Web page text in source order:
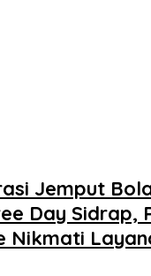
Jemput
Day Sidrap,
Nikmati